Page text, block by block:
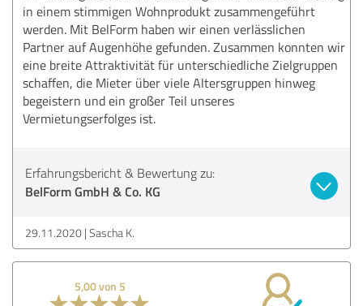
in einem stimmigen Wohnprodukt zusammengeführt
werden. Mit BelForm haben wir einen verlässlichen
Partner auf Augenhöhe gefunden. Zusammen konnten wir
eine breite Attraktivität für unterschiedliche Zielgruppen
schaffen, die Mieter über viele Altersgruppen hinweg
begeistern und ein großer Teil unseres
Vermietungserfolges ist.
Erfahrungsbericht & Bewertung zu:
BelForm GmbH & Co. KG
29.11.2020 Sascha K.
5,00 von 5